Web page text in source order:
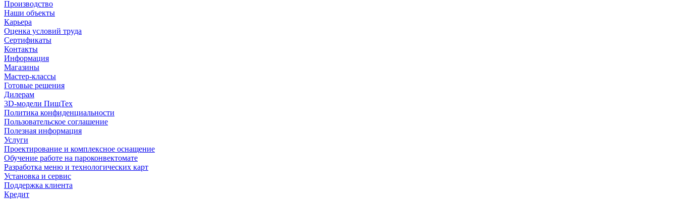
Производство
Наши объекты
Карьера
Оценка условий труда
Сертификаты
Контакты
Информация
Магазины
Мастер-классы
Готовые решения
Дилерам
3D-модели ПищТех
Политика конфиденциальности
Пользовательское соглашение
Полезная информация
Услуги
Проектирование и комплексное оснащение
Обучение работе на пароконвектомате
Разработка меню и технологических карт
Установка и сервис
Поддержка клиента
Кредит